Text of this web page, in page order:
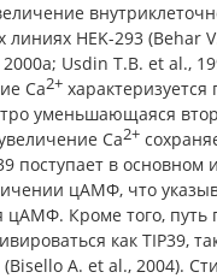
HEK-293 (Behar
2000a; Usdin T.B. et
Ca2+
уменьшающаяся
Ca2+
поступает в основном
цАМФ, что
Кроме того, путь
как
(Bisello A. et al., 2004).